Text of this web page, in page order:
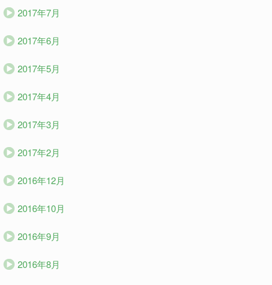
2017年7月
2017年6月
2017年5月
2017年4月
2017年3月
2017年2月
2016年12月
2016年10月
2016年9月
2016年8月